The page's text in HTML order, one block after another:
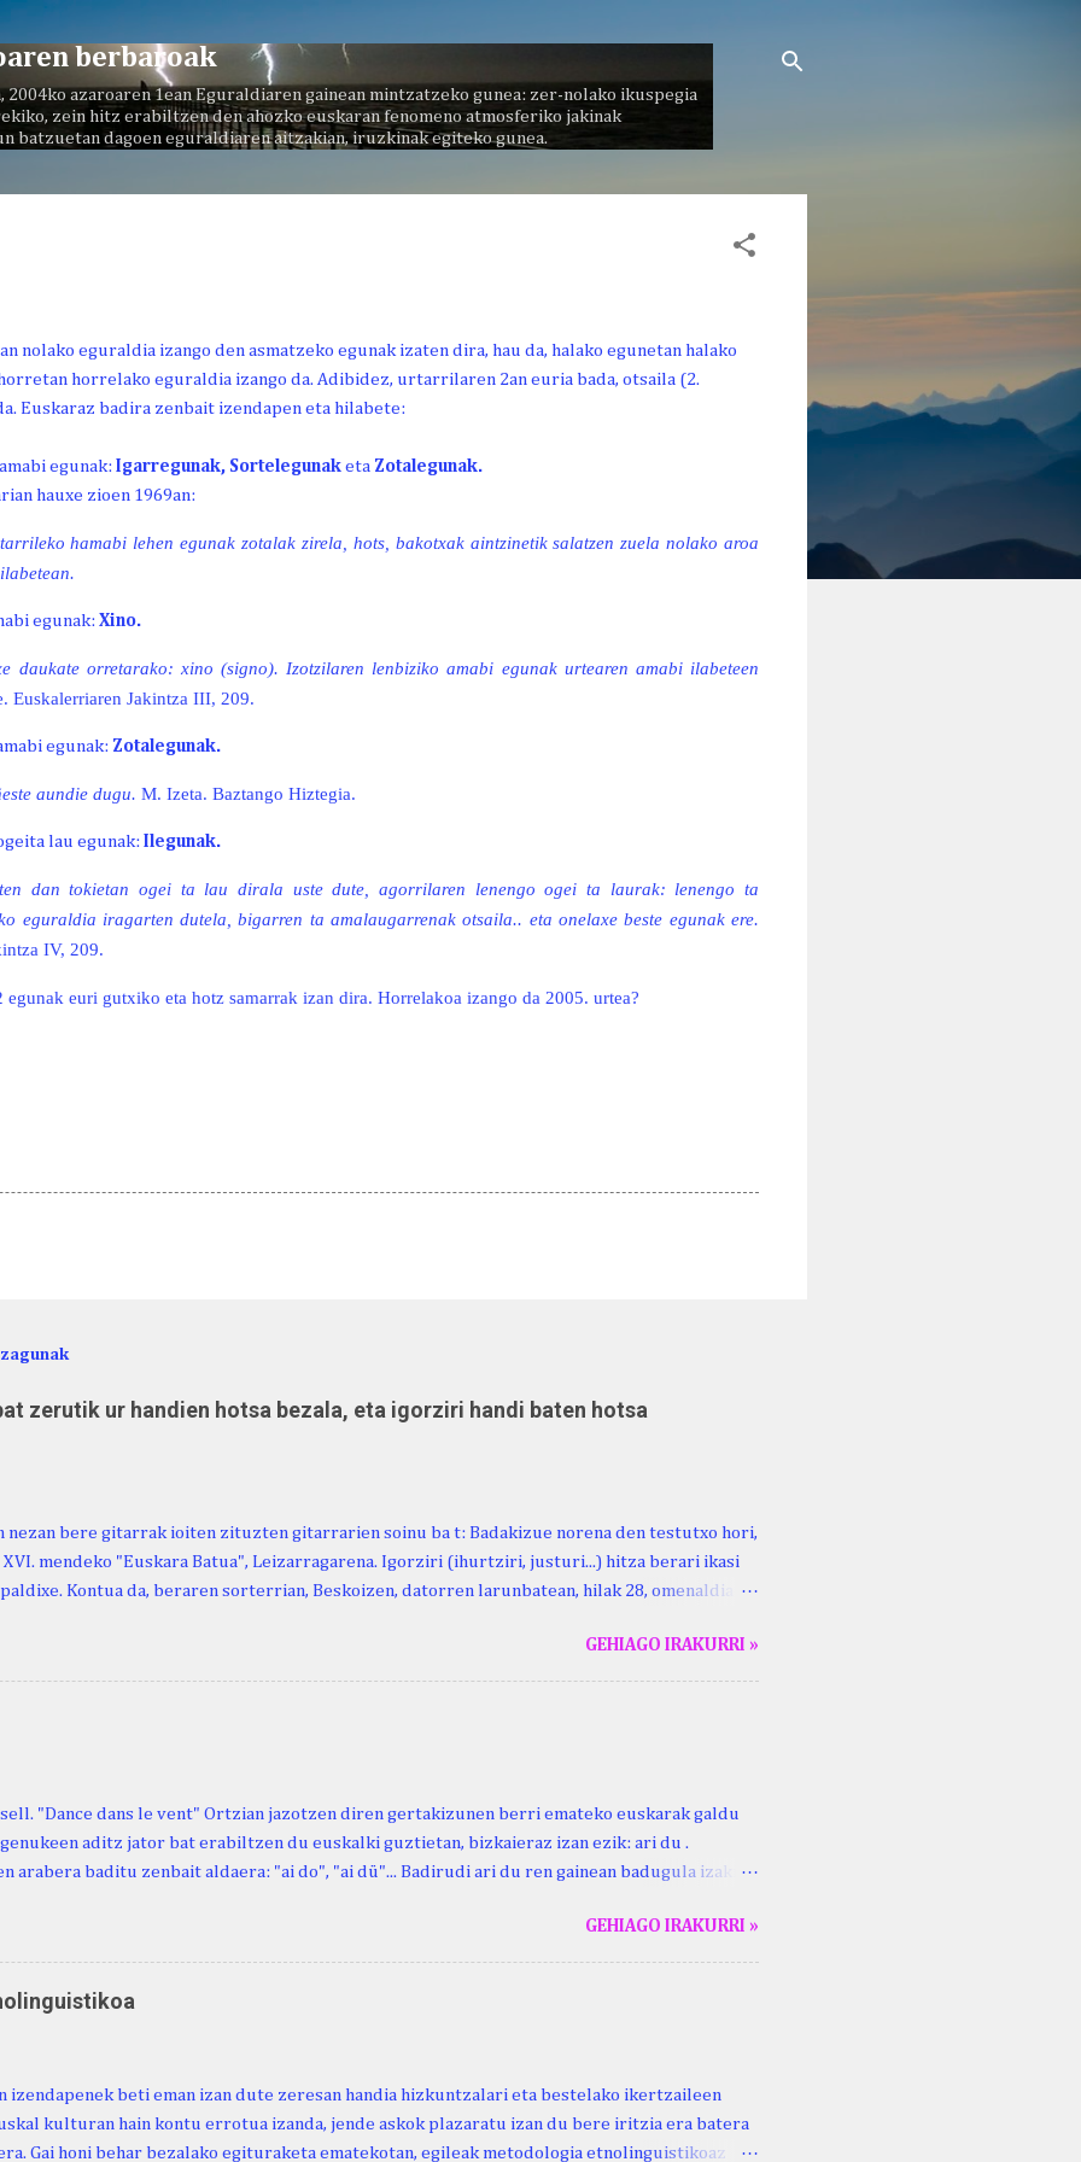
berbaroak
2004ko azaroaren 1ean Eguraldiaren gainean mintzatzeko gunea: zer-nolako ikuspegia
zein hitz erabiltzen den ahozko euskaran fenomeno atmosferiko jakinak
batzuetan dagoen eguraldiaren aitzakian, iruzkinak egiteko gunea.
nolako eguraldia izango den asmatzeko egunak izaten dira, hau da, halako egunetan halako
horrelako eguraldia izango da. Adibidez, urtarrilaren 2an euria bada, otsaila (2.
Euskaraz badira zenbait izendapen eta hilabete:
egunak: Igarregunak, Sortelegunak eta Zotalegunak.
hauxe zioen 1969an:
hamabi lehen egunak zotalak zirela, hots, bakotxak aintzinetik salatzen zuela nolako aroa
egunak: Xino.
daukate orretarako: xino (signo). Izotzilaren lenbiziko amabi egunak urtearen amabi ilabeteen
Euskalerriaren Jakintza III, 209.
egunak: Zotalegunak.
aundie dugu. M. Izeta. Baztango Hiztegia.
lau egunak: Ilegunak.
dan tokietan ogei ta lau dirala uste dute, agorrilaren lenengo ogei ta laurak: lenengo ta
eguraldia iragarten dutela, bigarren ta amalaugarrenak otsaila.. eta onelaxe beste egunak ere.
IV, 209.
euri gutxiko eta hotz samarrak izan dira. Horrelakoa izango da 2005. urtea?
zerutik ur handien hotsa bezala, eta igorziri handi baten hotsa
nezan bere gitarrak ioiten zituzten gitarrarien soinu ba t: Badakizue norena den testutxo hori,
XVI. mendeko "Euskara Batua", Leizarragarena. Igorziri (ihurtziri, justuri...) hitza berari ikasi
Kontua da, beraren sorterrian, Beskoizen, datorren larunbatean, hilak 28, omenaldia
berri. "Leizarraga egun" izeneko omenaldia antolatu dute. Hauxe duzue Kristinari Henri
programa: - 15.00 Ongi etorria (herriko jantegian). - Henrike Knörr: Leizarraga-
GEHIAGO IRAKURRI »
"Dance dans le vent" Ortzian jazotzen diren gertakizunen berri emateko euskarak galdu
aditz jator bat erabiltzen du euskalki guztietan, bizkaieraz izan ezik: ari du .
arabera baditu zenbait aldaera: "ai do", "ai dü"... Badirudi ari du ren gainean badugula izaki
ari du. (Euria). Mujika Josefa Martina . Neronek or-emen entzunak. Lodi ari du: ebi (euri)
Oñatibia Manuel . Bible Saindua. (Duvoisin). 1859. Ebiya bizitzen ari du .... Mujika Josefa
Neronek or-emen entzunak. Gexala ari du ... Ebi maxkala . (Ebi indar gutxikoa). Mujika Josefa
or-emen entzunak. Euri txe au da okerrena... Ezerez bezela ari du , ta sartzen da
GEHIAGO IRAKURRI »
izendapenek beti eman izan dute zeresan handia hizkuntzalari eta bestelako ikertzaileen
kulturan hain kontu errotua izanda, jende askok plazaratu izan du bere iritzia era batera
Gai honi behar bezalako egituraketa ematekotan, egileak metodologia etnolinguistikoaz